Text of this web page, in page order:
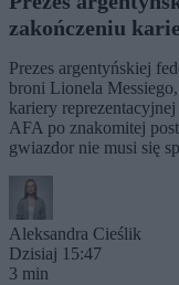
zakończeniu
Prezes argentyńskiej
broni Lionela
kariery
AFA po znakomitej
gwiazdor nie musi się
Aleksandra Cieślik
Dzisiaj 15:47
3 min